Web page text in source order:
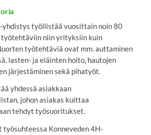
yhdistys työllistää vuosittain noin 80
niin yrityksiin kuin
työtehtäviä ovat mm. auttaminen
lasten- ja eläinten hoito, hautojen
järjestäminen sekä pihatyöt.
yhdessä asiakkaan
johon asiakas kuittaa
tehdyt työsuoritukset.
Konneveden 4H-